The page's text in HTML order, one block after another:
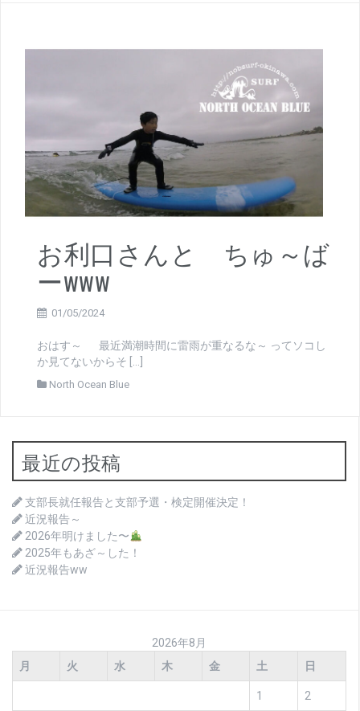
お利口さんと ちゅ～ば
ーwww
01/05/2024
おはす～ 最近満潮時間に雷雨が重なるな～ ってソコし
か見てないからそ […]
North Ocean Blue
最近の投稿
支部長就任報告と支部予選・検定開催決定！
近況報告～
2026年明けました〜
2025年もあざ～した！
近況報告ww
2026年8月
月
火 水 木 金 土 日
1 2